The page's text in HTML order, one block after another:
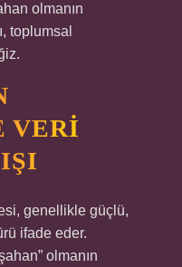
olmanın
toplumsal
VERI
genellikle güçlü,
ifade eder.
olmanın